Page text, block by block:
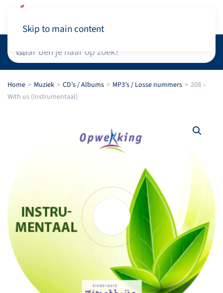
Skip to main content
Home Muziek CD’s / Albums MP3’s / Losse nummers
208 –
With us (Instrumentaal)